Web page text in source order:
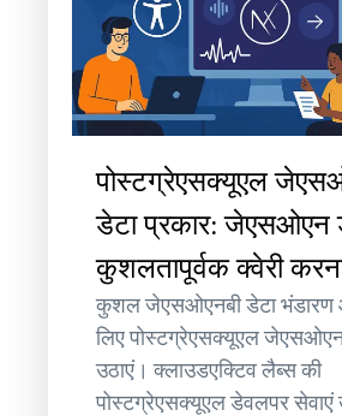
पोस्टग्रेएसक्यूएल
डेटा प्रकार: जेएसओएन
कुशलतापूर्वक क्वेरी
कुशल जेएसओएनबी डेटा भंडारण
लिए पोस्टग्रेएसक्यूएल
उठाएं। क्लाउडएक्टिव लैब्स की
पोस्टग्रेएसक्यूएल डेवलपर सेवाएं